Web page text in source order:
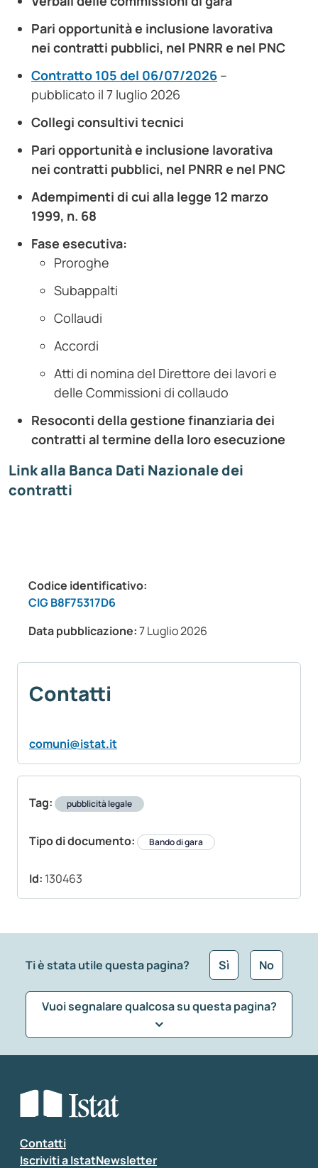
Codice identificativo:
CIG B8F75317D6
Data pubblicazione:7 Luglio 2026
Contatti
comuni@istat.it
Tag: pubblicità legale
Tipo di documento: Bando di gara
Id: 130463
Pari opportunità e inclusione lavorativa
nei contratti pubblici, nel PNRR e nel PNC
Contratto 105 del 06/07/2026 –
pubblicato il 7 luglio 2026
Collegi consultivi tecnici
Pari opportunità e inclusione lavorativa
nei contratti pubblici, nel PNRR e nel PNC
Adempimenti di cui alla legge 12 marzo
1999, n. 68
Fase esecutiva:
Proroghe
Subappalti
Collaudi
Accordi
Atti di nomina del Direttore dei lavori e
delle Commissioni di collaudo
Resoconti della gestione finanziaria dei
contratti al termine della loro esecuzione
Link alla Banca Dati Nazionale dei
contratti
Ti è stata utile questa pagina? Sì No
Vuoi segnalare qualcosa su questa pagina?
Seleziona la tipologia della segnalazione
Inserisci il tuo commento
Contatti
Iscriviti a IstatNewsletter